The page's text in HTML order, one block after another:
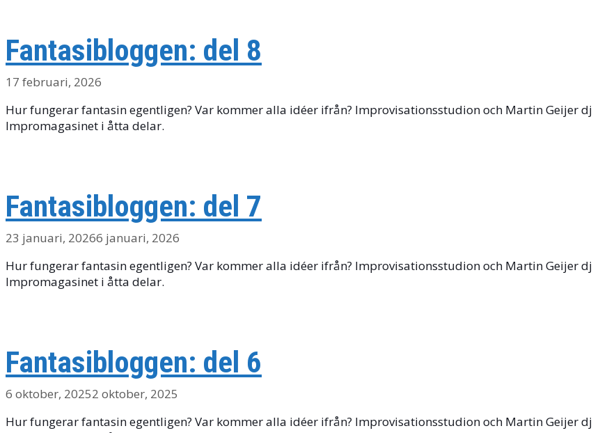
Fantasibloggen: del 8
17 februari, 2026
Hur fungerar fantasin egentligen? Var kommer alla idéer ifrån? Improvisationsstudion och Martin Geijer
Impromagasinet i åtta delar.
Fantasibloggen: del 7
23 januari, 20266 januari, 2026
Hur fungerar fantasin egentligen? Var kommer alla idéer ifrån? Improvisationsstudion och Martin Geijer
Impromagasinet i åtta delar.
Fantasibloggen: del 6
6 oktober, 20252 oktober, 2025
Hur fungerar fantasin egentligen? Var kommer alla idéer ifrån? Improvisationsstudion och Martin Geijer